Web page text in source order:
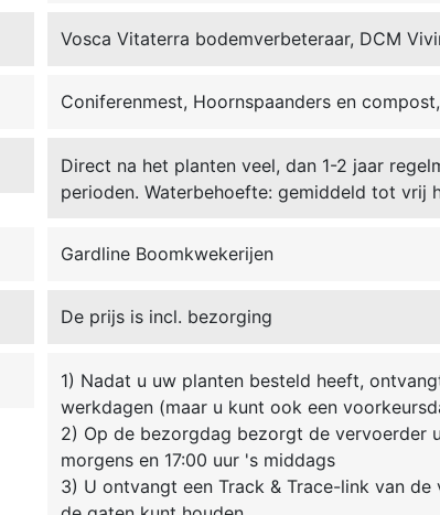
Vosca Vitaterra bodemverbeteraar, DCM
Coniferenmest, Hoornspaanders en
Direct na het planten veel, dan 1-2 jaar
perioden. Waterbehoefte: gemiddeld tot vrij
Gardline Boomkwekerijen
De prijs is incl. bezorging
1) Nadat u uw planten besteld heeft,
werkdagen (maar u kunt ook een
2) Op de bezorgdag bezorgt de vervoerder
morgens en 17:00 uur 's middags
3) U ontvangt een Track & Trace-link van